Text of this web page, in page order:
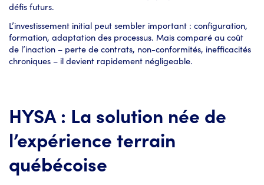
défis futurs.
L’investissement initial peut sembler important : configuration,
formation, adaptation des processus. Mais comparé au coût
de l’inaction – perte de contrats, non-conformités, inefficacités
chroniques – il devient rapidement négligeable.
HYSA : La solution née de
l’expérience terrain
québécoise